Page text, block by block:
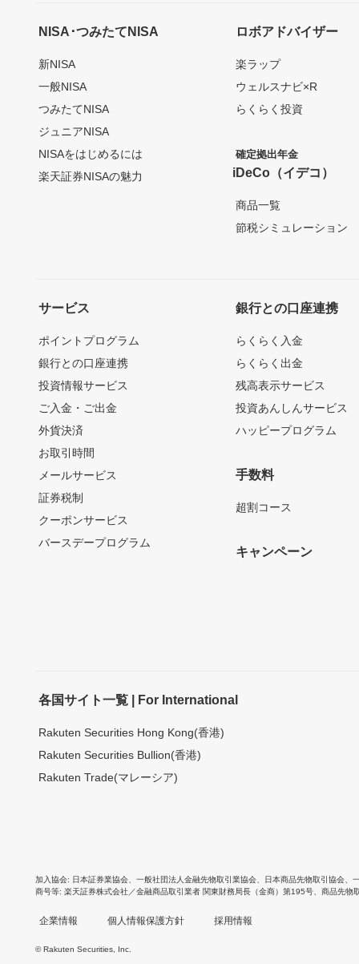
NISA･つみたてNISA
新NISA
一般NISA
つみたてNISA
ジュニアNISA
NISAをはじめるには
楽天証券NISAの魅力
ロボアドバイザー
楽ラップ
ウェルスナビ×R
らくらく投資
確定拠出年金
iDeCo（イデコ）
商品一覧
節税シミュレーション
サービス
ポイントプログラム
銀行との口座連携
投資情報サービス
ご入金・ご出金
外貨決済
お取引時間
メールサービス
証券税制
クーポンサービス
バースデープログラム
銀行との口座連携
らくらく入金
らくらく出金
残高表示サービス
投資あんしんサービス
ハッピープログラム
手数料
超割コース
キャンペーン
各国サイト一覧 | For International
Rakuten Securities Hong Kong(香港)
Rakuten Securities Bullion(香港)
Rakuten Trade(マレーシア)
加入協会 日本証券業協会 一般社団法人金融先物取引業協会 日本商品先物取引協会
商号等 楽天証券株式会社／金融商品取引業者 関東財務局長（金商）第195号、商品先物
企業情報 個人情報保護方針 採用情報
© Rakuten Securities, Inc.